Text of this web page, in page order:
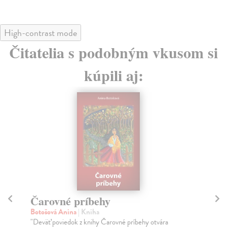
High-contrast mode
Čitatelia s podobným vkusom si
kúpili aj:
Čarovné príbehy
Botošová Anina| Kniha
"Deväť poviedok z knihy Čarovné príbehy otvára